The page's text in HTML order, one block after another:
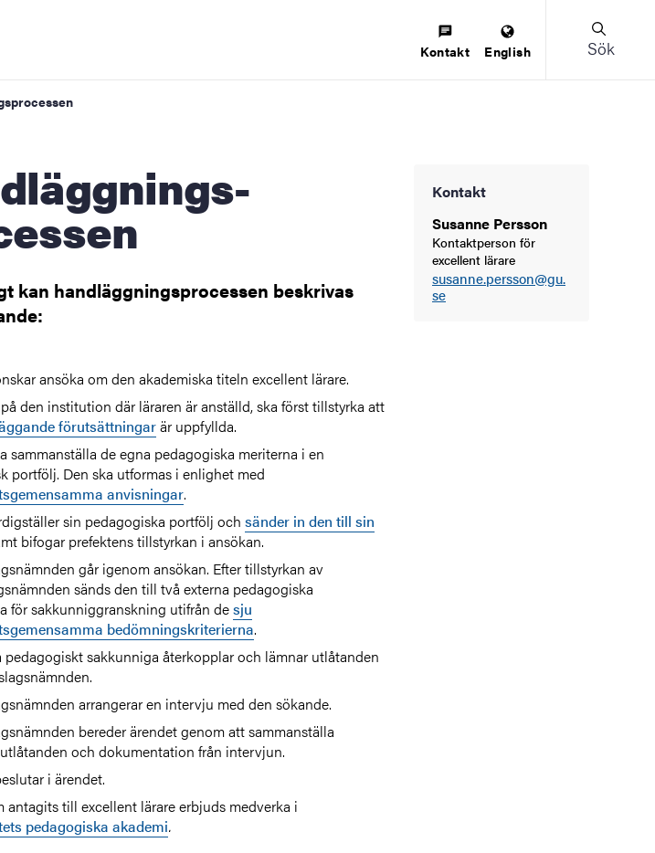
Kontakt English Sök
kan handläggningsprocessen beskrivas
Kontakt
Susanne Persson
Kontaktperson för
excellent lärare
susanne.persson@gu.
se
ansöka om den akademiska titeln excellent lärare.
den institution där läraren är anställd, ska först tillstyrka att
förutsättningarär uppfyllda.
sammanställa de egna pedagogiska meriterna i en
portfölj. Den ska utformas i enlighet med
anvisningar.
sin pedagogiska portfölj och sänder in den till sin
bifogar prefektens tillstyrkan i ansökan.
går igenom ansökan. Efter tillstyrkan av
sänds den till två externa pedagogiska
för sakkunniggranskning utifrån desju
bedömningskriterierna.
pedagogiskt sakkunniga återkopplar och lämnar utlåtanden
arrangerar en intervju med den sökande.
bereder ärendet genom att sammanställa
och dokumentation från intervjun.
i ärendet.
antagits till excellent lärare erbjuds medverka i
pedagogiska akademi.